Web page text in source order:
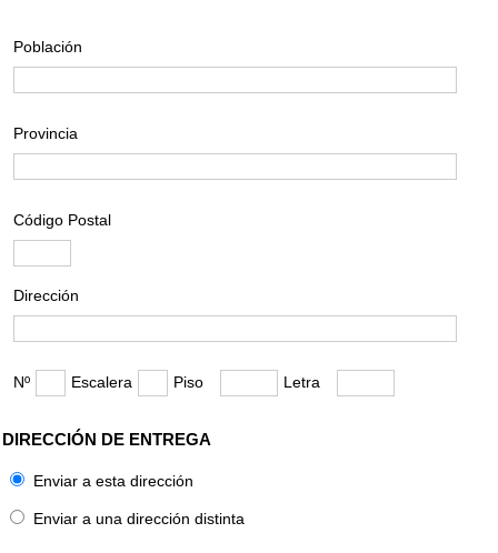
Población
Provincia
Código Postal
Dirección
Nº Escalera Piso Letra
DIRECCIÓN DE ENTREGA
Enviar a esta dirección
Enviar a una dirección distinta